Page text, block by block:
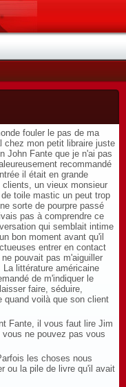
fouler le pas de ma
chez mon petit libraire juste
John Fante que je n'ai pas
recommandé
il était en grande
un vieux monsieur
toile mastic un peut trop
sorte de pourpre passé
pas à comprendre ce
qui semblait intime
bon moment avant qu'il
entrer en contact
pouvait pas m'aiguiller
littérature américaine
de m'indiquer le
faire, séduire,
quand voilà que son client
Fante, il vous faut lire Jim
ne pouvez pas vous
les choses nous
ou la pile de livre qu'il avait